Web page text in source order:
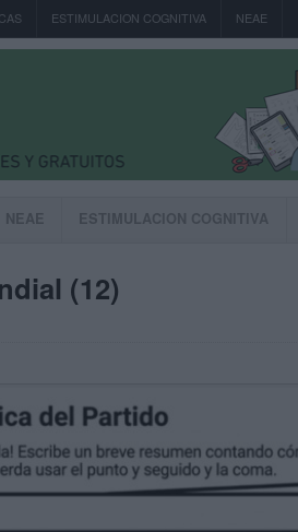
ESTIMULACION COGNITIVA NEAE
NEAE ESTIMULACION COGNITIVA
(12)